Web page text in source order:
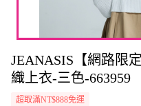
JEANASIS【網路限
織上衣-三色-663959
超取滿NT$888免運